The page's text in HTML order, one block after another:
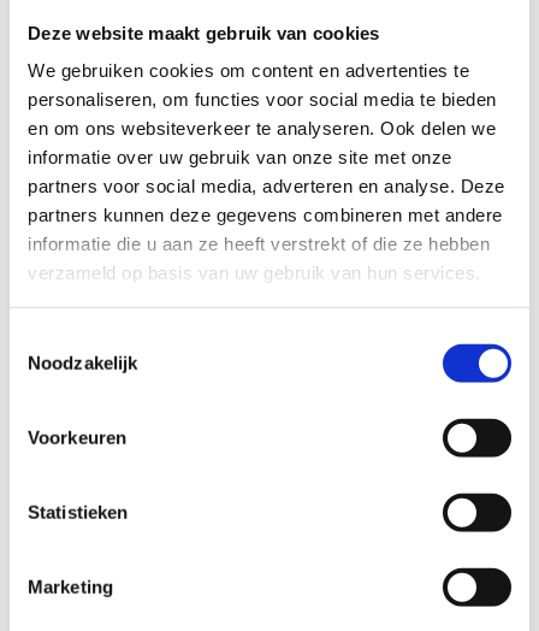
Deze website maakt gebruik van cookies
We gebruiken cookies om content en advertenties te
personaliseren, om functies voor social media te bieden
en om ons websiteverkeer te analyseren. Ook delen we
informatie over uw gebruik van onze site met onze
partners voor social media, adverteren en analyse. Deze
partners kunnen deze gegevens combineren met andere
informatie die u aan ze heeft verstrekt of die ze hebben
verzameld op basis van uw gebruik van hun services.
Noodzakelijk
Voorkeuren
Statistieken
Marketing
licht zwaar
TECHNISCHE MOEILIJKHEIDSGRAAD
moeilijk
BEWEGWIJZERING
slecht
TIP:ontbrekende signalisatie kan je melden via het
STAAT VAN PARCOURS(ONDERGROND, BEGROEIING, ONDERHOUD)
slecht
WEER